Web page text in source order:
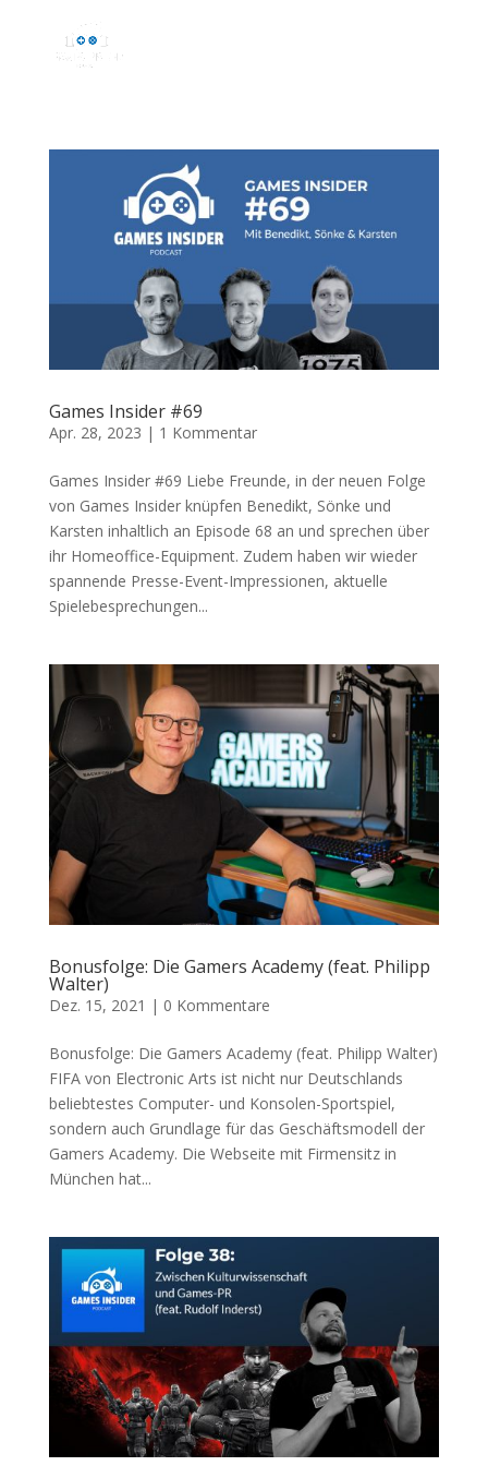
Games Insider #69
Apr. 28, 2023 | 1 Kommentar
Games Insider #69 Liebe Freunde, in der neuen Folge
von Games Insider knüpfen Benedikt, Sönke und
Karsten inhaltlich an Episode 68 an und sprechen über
ihr Homeoffice-Equipment. Zudem haben wir wieder
spannende Presse-Event-Impressionen, aktuelle
Spielebesprechungen...
Bonusfolge: Die Gamers Academy (feat. Philipp
Walter)
Dez. 15, 2021 | 0 Kommentare
Bonusfolge: Die Gamers Academy (feat. Philipp Walter)
FIFA von Electronic Arts ist nicht nur Deutschlands
beliebtestes Computer- und Konsolen-Sportspiel,
sondern auch Grundlage für das Geschäftsmodell der
Gamers Academy. Die Webseite mit Firmensitz in
München hat...